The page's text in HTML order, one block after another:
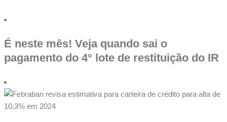
É neste mês! Veja quando sai o
pagamento do 4° lote de restituição do IR